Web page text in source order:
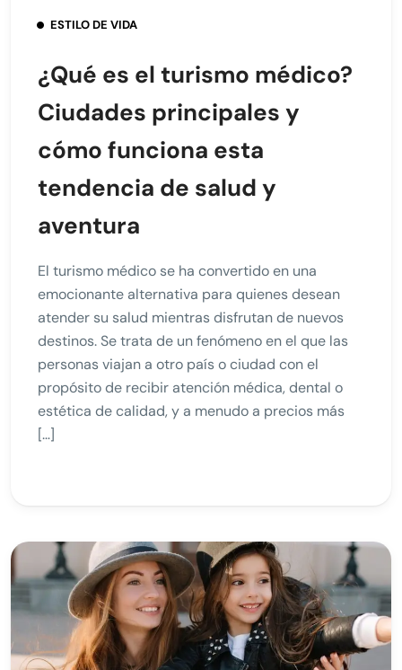
ESTILO DE VIDA
¿Qué es el turismo médico?
Ciudades principales y
cómo funciona esta
tendencia de salud y
aventura
El turismo médico se ha convertido en una
emocionante alternativa para quienes desean
atender su salud mientras disfrutan de nuevos
destinos. Se trata de un fenómeno en el que las
personas viajan a otro país o ciudad con el
propósito de recibir atención médica, dental o
estética de calidad, y a menudo a precios más
[…]